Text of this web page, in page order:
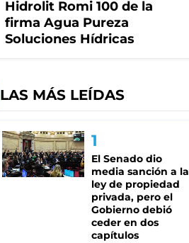
Hidrolit Romi 100 de la
firma Agua Pureza
Soluciones Hídricas
LAS MÁS LEÍDAS
El Senado dio
media sanción a la
ley de propiedad
privada, pero el
Gobierno debió
ceder en dos
capítulos